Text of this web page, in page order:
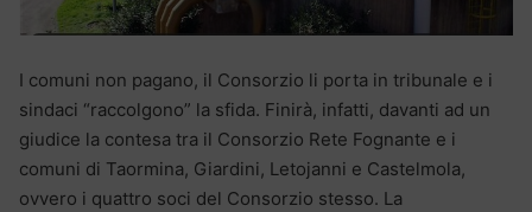
I comuni non pagano, il Consorzio li porta in tribunale e i
sindaci “raccolgono” la sfida. Finirà, infatti, davanti ad un
giudice la contesa tra il Consorzio Rete Fognante e i
comuni di Taormina, Giardini, Letojanni e Castelmola,
ovvero i quattro soci del Consorzio stesso. La